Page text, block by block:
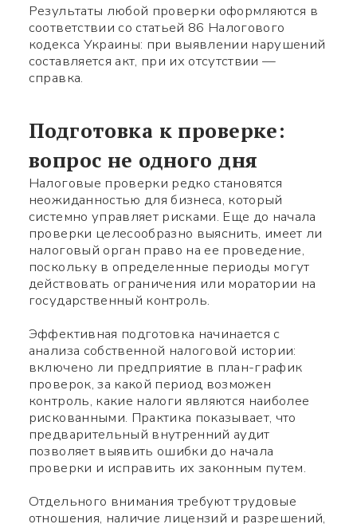
Результаты любой проверки оформляются в
соответствии со статьей 86 Налогового
кодекса Украины: при выявлении нарушений
составляется акт, при их отсутствии —
справка.
Подготовка к проверке:
вопрос не одного дня
Налоговые проверки редко становятся
неожиданностью для бизнеса, который
системно управляет рисками. Еще до начала
проверки целесообразно выяснить, имеет ли
налоговый орган право на ее проведение,
поскольку в определенные периоды могут
действовать ограничения или моратории на
государственный контроль.
Эффективная подготовка начинается с
анализа собственной налоговой истории:
включено ли предприятие в план-график
проверок, за какой период возможен
контроль, какие налоги являются наиболее
рискованными. Практика показывает, что
предварительный внутренний аудит
позволяет выявить ошибки до начала
проверки и исправить их законным путем.
Отдельного внимания требуют трудовые
отношения, наличие лицензий и разрешений,
Используйте ваш смартфон